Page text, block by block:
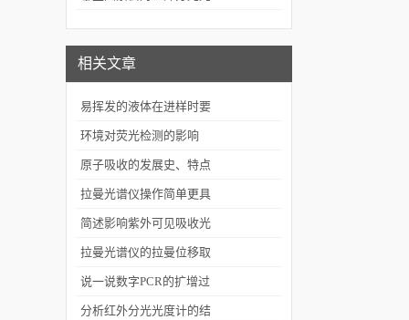
相关文章
易挥发的液体在进样时要
注意哪些问题？
环境对荧光检测的影响
原子吸收的发展史、特点
以及测量方法
拉曼光谱仪操作简单更具
人性化
简述影响紫外可见吸收光
谱的因素
拉曼光谱仪的拉曼位移取
决于分子振动能级的变化
说一说数字PCR的扩增过
程
分析红外分光光度计的结